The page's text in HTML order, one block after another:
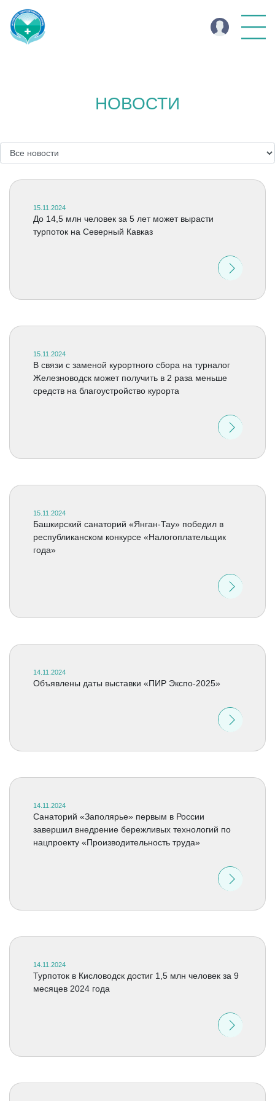
НОВОСТИ
15.11.2024
До 14,5 млн человек за 5 лет может вырасти
турпоток на Северный Кавказ
15.11.2024
В связи с заменой курортного сбора на турналог
Железноводск может получить в 2 раза меньше
средств на благоустройство курорта
15.11.2024
Башкирский санаторий «Янган-Тау» победил в
республиканском конкурсе «Налогоплательщик
года»
14.11.2024
Объявлены даты выставки «ПИР Экспо-2025»
14.11.2024
Санаторий «Заполярье» первым в России
завершил внедрение бережливых технологий по
нацпроекту «Производительность труда»
14.11.2024
Турпоток в Кисловодск достиг 1,5 млн человек за 9
месяцев 2024 года